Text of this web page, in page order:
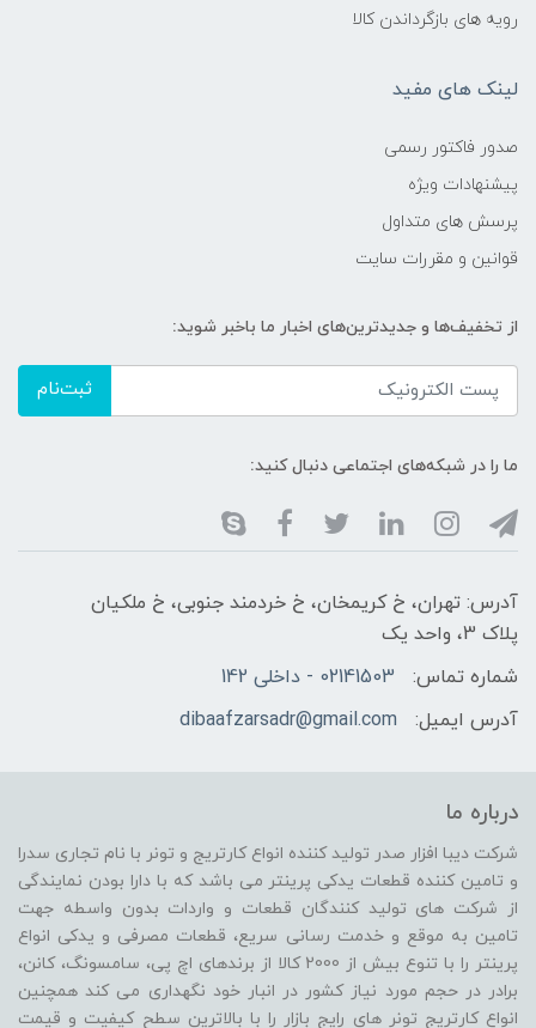
رویه های بازگرداندن کالا
لینک های مفید
صدور فاکتور رسمی
پیشنهادات ویژه
پرسش های متداول
قوانین و مقررات سایت
از تخفیف‌ها و جدیدترین‌های اخبار ما باخبر شوید:
ثبت‌نام
ما را در شبکه‌های اجتماعی دنبال کنید:
آدرس: تهران، خ کریمخان، خ خردمند جنوبی، خ ملکیان
پلاک 3، واحد یک
شماره تماس:
02141503 - داخلی 142
آدرس ایمیل:
dibaafzarsadr@gmail.com
درباره ما
شرکت دیبا افزار صدر تولید کننده انواع کارتریج و تونر با نام تجاری سدرا
و تامین کننده قطعات یدکی پرینتر می باشد که با دارا بودن نمایندگی
از شرکت های تولید کنندگان قطعات و واردات بدون واسطه جهت
تامین به موقع و خدمت رسانی سریع، قطعات مصرفی و یدکی انواع
پرینتر را با تنوع بیش از 2000 کالا از برندهای اچ پی، سامسونگ، کانن،
برادر در حجم مورد نیاز کشور در انبار خود نگهداری می کند همچنین
انواع کارتریج تونر های رایج بازار را با بالاترین سطح کیفیت و قیمت